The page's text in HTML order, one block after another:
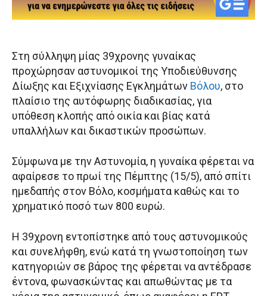
Στη σύλληψη μίας 39χρονης γυναίκας
προχώρησαν αστυνομικοί της Υποδιεύθυνσης
Δίωξης και Εξιχνίασης Εγκλημάτων Βόλου, στο
πλαίσιο της αυτόφωρης διαδικασίας, για
υπόθεση κλοπής από οικία και βίας κατά
υπαλλήλων και δικαστικών προσώπων.
Σύμφωνα με την Αστυνομία, η γυναίκα φέρεται να
αφαίρεσε το πρωί της Πέμπτης (15/5), από σπίτι
ημεδαπής στον Βόλο, κοσμήματα καθώς και το
χρηματικό ποσό των 800 ευρώ.
Η 39χρονη εντοπίστηκε από τους αστυνομικούς
και συνελήφθη, ενώ κατά τη γνωστοποίηση των
κατηγοριών σε βάρος της φέρεται να αντέδρασε
έντονα, φωνασκώντας και απωθώντας με τα